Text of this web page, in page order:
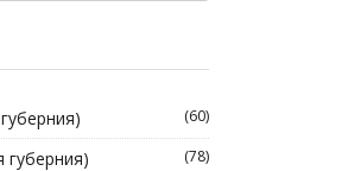
(60)
губерния) (78)